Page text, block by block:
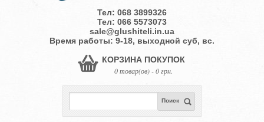
Тел: 068 3899326
Тел: 066 5573073
sale@glushiteli.in.ua
Время работы: 9-18, выходной суб, вс.
КОРЗИНА ПОКУПОК
0 товар(ов) - 0 грн.
Поиск